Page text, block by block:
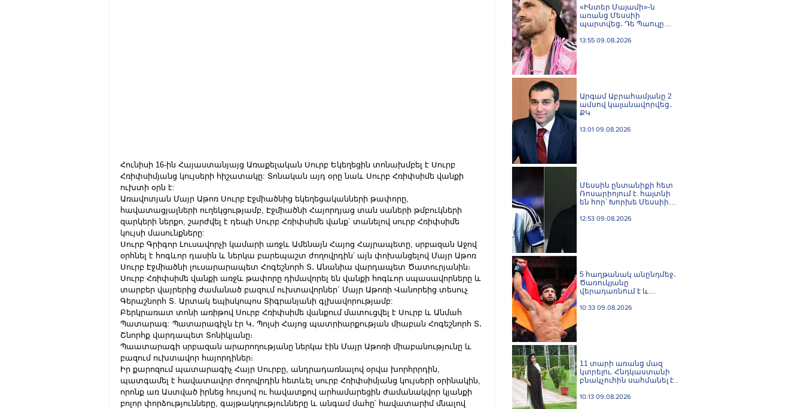
Հունիսի 16-ին Հայաստանյայց Առաքելական Սուրբ Եկեղեցին տոնախմբել է Սուրբ
Հռիփսիմյանց կույսերի հիշատակը: Տոնական այդ օրը նաև Սուրբ Հռիփսիմե վանքի
ուխտի օրն է:
Առավոտյան Մայր Աթոռ Սուրբ Էջմիածնից եկեղեցականների թափորը,
հավատացյալների ուղեկցությամբ, Էջմիածնի Հայորդյաց տան սաների թմբուկների
զարկերի ներքո, շարժվել է դեպի Սուրբ Հռիփսիմե վանք` տանելով սուրբ Հռիփսիմե
կույսի մասունքները:
Սուրբ Գրիգոր Լուսավորչի կամարի առջև Ամենայն Հայոց Հայրապետը, սրբազան Աջով
օրհնել է հոգևոր դասին և ներկա բարեպաշտ ժողովրդին՝ այն փոխանցելով Մայր Աթոռ
Սուրբ Էջմիածնի լուսարարապետ Հոգեշնորհ Տ․ Անանիա վարդապետ Ծատուրյանին։
Սուրբ Հռիփսիմե վանքի առջև թափորը դիմավորել են վանքի հոգևոր սպասավորները և
տարբեր վայրերից ժամանած բազում ուխտավորներ` Մայր Աթոռի Վանորեից տեսուչ
Գերաշնորհ Տ. Արտակ եպիսկոպոս Տիգրանյանի գլխավորությամբ:
Բերկրառատ տոնի առիթով Սուրբ Հռիփսիմե վանքում մատուցվել է Սուրբ և Անմահ
Պատարագ: Պատարագիչն էր Կ․ Պոլսի Հայոց պատրիարքության միաբան Հոգեշնորհ Տ․
Շնորհք վարդապետ Տոնիկյանը։
Պաատարագի սրբազան արարողությանը ներկա էին Մայր Աթոռի միաբանությունը և
բազում ուխտավոր հայորդիներ։
Իր քարոզում պատարագիչ Հայր Սուրբը, անդրադառնալով օրվա խորհրրդին,
պատգամել է հավատավոր ժողովրդին հետևել սուրբ Հռիփսիմյանց կույսերի օրինակին,
որոնք առ Աստված իրնեց հույսով ու հավատքով արհամարեցին ժամանակվոր կյանքի
բոլոր փորձությունները, գայթակղությունները և անգամ մահը՝ հավատարիմ մնալով
«Ինտեր Մայամի»-ն
առանց Մեսսիի
պարտվեց․ Դե Պաուլը
արգենտինացուն
13:55 09.08.2026
Արգամ Աբրահամյանը 2
ամսով կալանավորվեց․
ՔԿ
13:01 09.08.2026
Մեսսին ընտանիքի հետ
Ռոսարիոյում է. հայտնի
են հոր՝ Խորխե Մեսսիի
մանրամասները
12:53 09.08.2026
5 հաղթանակ անընդմեջ․
Ծառուկյանը
վերադառնում է և
UFC 331-ում
10:33 09.08.2026
11 տարի առանց մազ
կտրելու. Հնդկաստանի
բնակչուհին սահմանել է
համաշխարհային ռեկորդ
10:13 09.08.2026